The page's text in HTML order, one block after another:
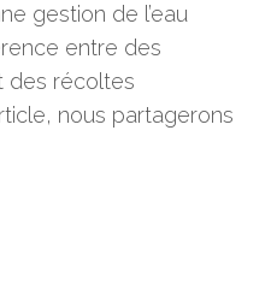
gestion de l’eau
entre des
des récoltes
nous partagerons